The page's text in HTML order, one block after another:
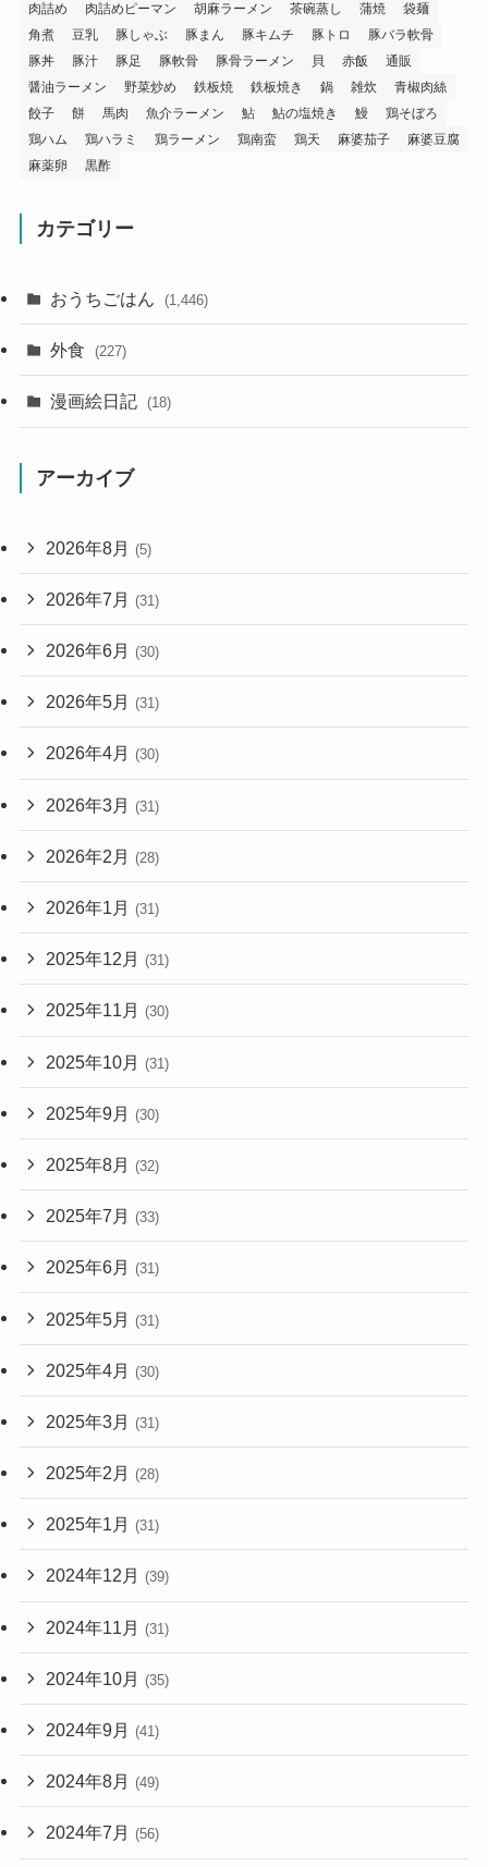
肉詰め 肉詰めピーマン 胡麻ラーメン 茶碗蒸し 蒲焼
袋麺
角煮
豆乳 豚しゃぶ 豚まん 豚キムチ 豚トロ
豚バラ軟骨
豚丼
豚汁 豚足 豚軟骨 豚骨ラーメン 貝 赤飯
通販
醤油ラーメン
野菜炒め 鉄板焼 鉄板焼き 鍋 雑炊
青椒肉絲
餃子
餅 馬肉 魚介ラーメン 鮎 鮎の塩焼き 鰻
鶏そぼろ
鶏ハム
鶏ハラミ 鶏ラーメン 鶏南蛮 鶏天 麻婆茄子
麻婆豆腐
麻薬卵
黒酢
カテゴリー
おうちごはん (1,446)
外食 (227)
漫画絵日記 (18)
アーカイブ
2026年8月 (5)
2026年7月 (31)
2026年6月 (30)
2026年5月 (31)
2026年4月 (30)
2026年3月 (31)
2026年2月 (28)
2026年1月 (31)
2025年12月 (31)
2025年11月 (30)
2025年10月 (31)
2025年9月 (30)
2025年8月 (32)
2025年7月 (33)
2025年6月 (31)
2025年5月 (31)
2025年4月 (30)
2025年3月 (31)
2025年2月 (28)
2025年1月 (31)
2024年12月 (39)
2024年11月 (31)
2024年10月 (35)
2024年9月 (41)
2024年8月 (49)
2024年7月 (56)